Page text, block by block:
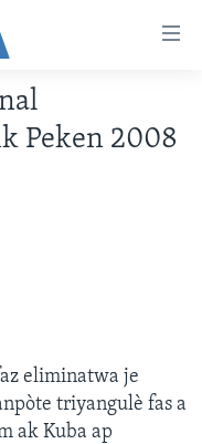
Peken 2008
eliminatwa je
triyangulè fas a
ak Kuba ap